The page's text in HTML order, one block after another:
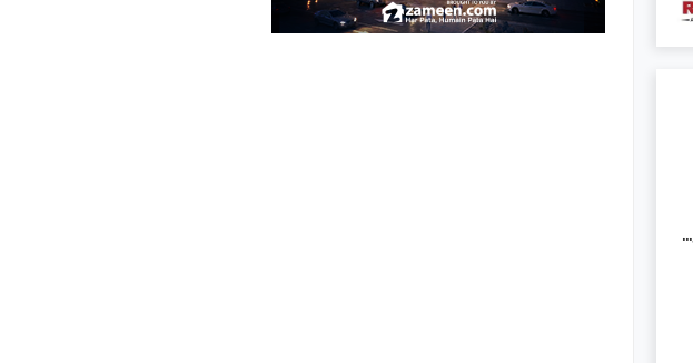
بنی گالہ اسلام آباد میں 14 مرلہ کمرشل پلاٹ 3.63 کروڑ میں برائے فروخت۔